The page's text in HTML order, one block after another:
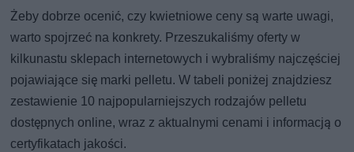
Żeby dobrze ocenić, czy kwietniowe ceny są warte uwagi,
warto spojrzeć na konkrety. Przeszukaliśmy oferty w
kilkunastu sklepach internetowych i wybraliśmy najczęściej
pojawiające się marki pelletu. W tabeli poniżej znajdziesz
zestawienie 10 najpopularniejszych rodzajów pelletu
dostępnych online, wraz z aktualnymi cenami i informacją o
certyfikatach jakości.